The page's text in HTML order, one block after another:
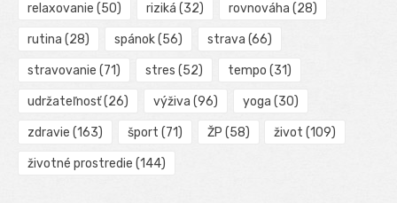
relaxovanie (50) riziká (32) rovnováha (28)
rutina (28) spánok(56) strava (66)
stravovanie (71) stres (52) tempo (31)
udržateľnosť(26) výživa (96) yoga (30)
zdravie (163) šport (71) ŽP (58) život (109)
životné prostredie (144)